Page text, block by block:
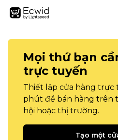
Mọi thứ bạn
trực tuyến
Thiết lập cửa hàng trực
phút để bán hàng trên
hội hoặc thị trường.
Tạo một